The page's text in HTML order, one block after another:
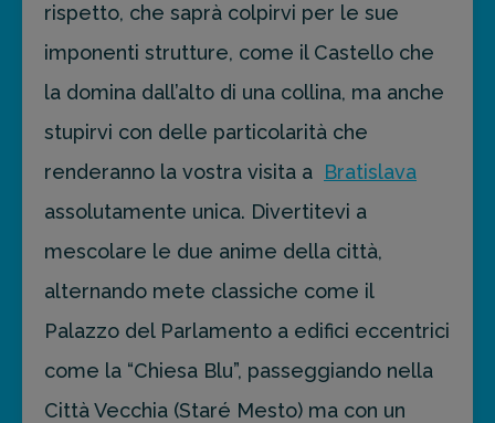
rispetto, che saprà colpirvi per le sue
imponenti strutture, come il Castello che
la domina dall’alto di una collina, ma anche
stupirvi con delle particolarità che
renderanno la vostra visita a Bratislava
assolutamente unica. Divertitevi a
mescolare le due anime della città,
alternando mete classiche come il
Palazzo del Parlamento a edifici eccentrici
come la “Chiesa Blu”, passeggiando nella
Città Vecchia (Staré Mesto) ma con un